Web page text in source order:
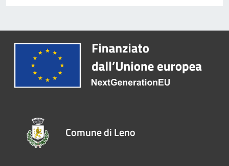
Comune di Leno